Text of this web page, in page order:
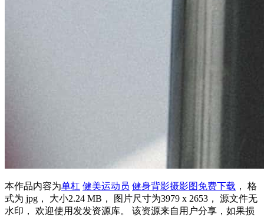
本作品内容为单杠 健美运动员 健身背影摄影图免费下载 ， 格
式为 jpg， 大小2.24 MB， 图片尺寸为3979 x 2653， 源文件无
水印， 欢迎使用发发资源库。 该资源来自用户分享，如果损